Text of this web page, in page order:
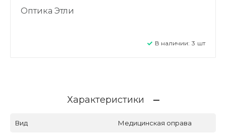
Оптика Этли
В наличии: 3 шт
Характеристики
Вид Медицинская оправа